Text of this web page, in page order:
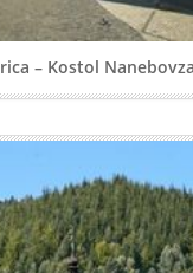
– Kostol